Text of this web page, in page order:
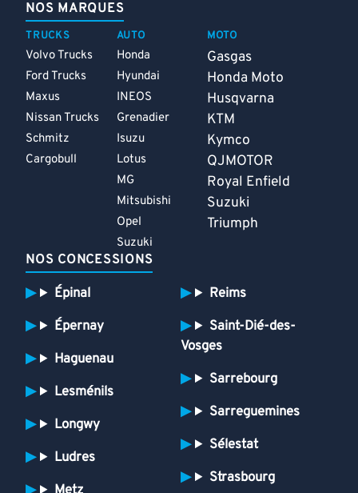
NOS MARQUES
TRUCKS
Volvo Trucks
Ford Trucks
Maxus
Nissan Trucks
Schmitz
Cargobull
AUTO
Honda
Hyundai
INEOS
Grenadier
Isuzu
Lotus
MG
Mitsubishi
Opel
Suzuki
MOTO
Gasgas
Honda Moto
Husqvarna
KTM
Kymco
QJMOTOR
Royal Enfield
Suzuki
Triumph
NOS CONCESSIONS
Épinal
Épernay
Haguenau
Lesménils
Longwy
Ludres
Reims
Saint-Dié-des-
Vosges
Sarrebourg
Sarreguemines
Sélestat
Strasbourg